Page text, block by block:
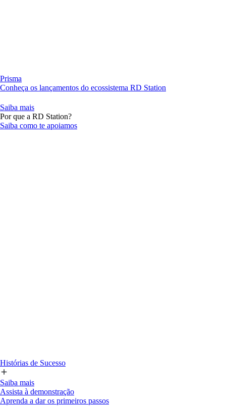
Prisma
Conheça os lançamentos do ecossistema RD Station
Saiba mais
Por que a RD Station?
Saiba como te apoiamos
Histórias de Sucesso
Saiba mais
Assista à demonstração
Aprenda a dar os primeiros passos